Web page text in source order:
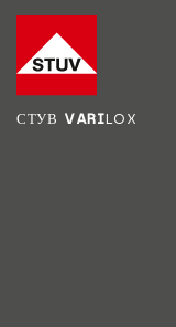
Go To the Homepage
СТУВ VARILOX